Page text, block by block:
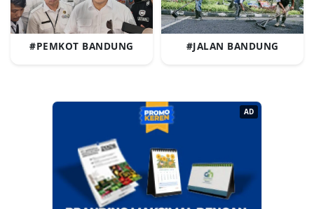
#PEMKOT BANDUNG #JALAN BANDUNG
AD